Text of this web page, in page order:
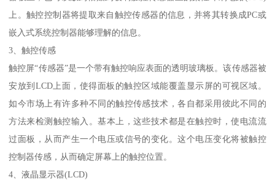
上。触控控制器将提取来自触控传感器的信息，并将其转换成PC或
嵌入式系统控制器能够理解的信息。
3、触控传感
触控屏“传感器”是一个带有触控响应表面的透明玻璃板。该传感器被
安放到LCD上面，使得面板的触控区域能覆盖显示屏的可视区域。
如今市场上有许多种不同的触控传感技术，各自都采用彼此不同的
方法来检测触控输入。基本上，这些技术都是在触控时，使电流流
过面板，从而产生一个电压或信号的变化。这个电压变化将被触控
控制器传感，从而确定屏幕上的触控位置。
4、液晶显示器(LCD)